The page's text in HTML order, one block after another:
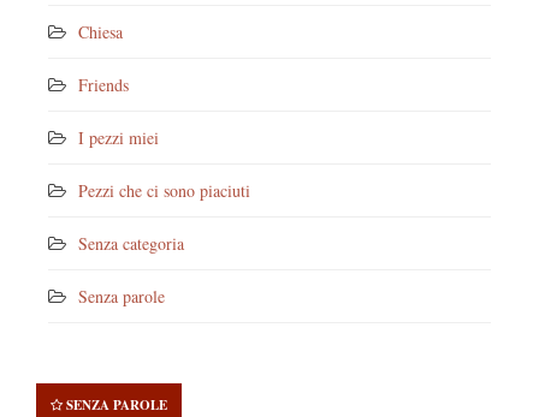
Chiesa
Friends
I pezzi miei
Pezzi che ci sono piaciuti
Senza categoria
Senza parole
SENZA PAROLE